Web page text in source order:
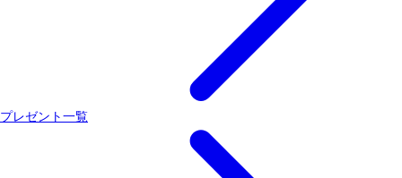
プレゼント一覧